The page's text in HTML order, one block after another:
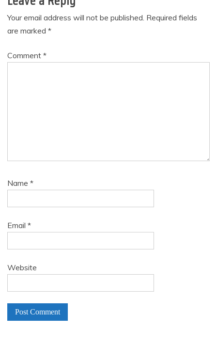
Your email address will not be published. Required fields
are marked *
Comment *
Name *
Email *
Website